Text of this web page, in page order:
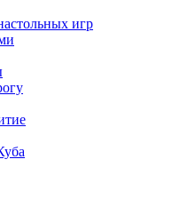
игр